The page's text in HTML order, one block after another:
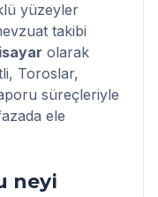
yüzeyler
takibi
olarak
Toroslar,
süreçleriyle
ele
neyi